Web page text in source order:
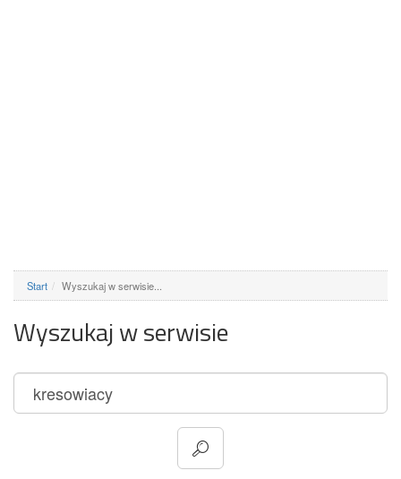
Start Wyszukaj w serwisie...
Wyszukaj w serwisie